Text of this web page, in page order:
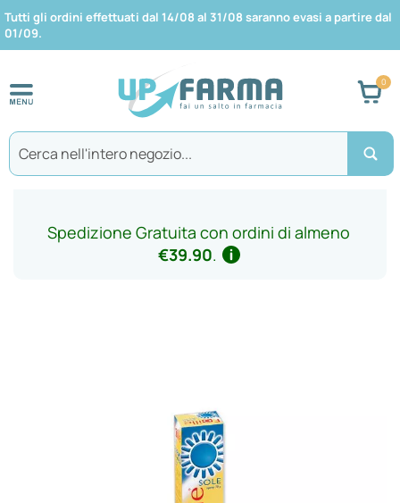
Tutti gli ordini effettuati dal 14/08 al 31/08 saranno evasi a partire dal
01/09.
Spedizione Gratuita con ordini di almeno
€39.90.